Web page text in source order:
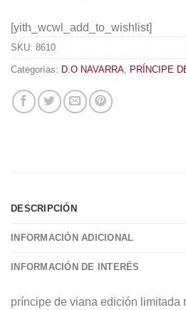
[yith_wcwl_add_to_wishlist]
SKU: 8610
Categorías: D.O NAVARRA, PRÍNCIPE
DESCRIPCIÓN
INFORMACIÓN ADICIONAL
INFORMACIÓN DE INTERÉS
príncipe de viana edición limitada